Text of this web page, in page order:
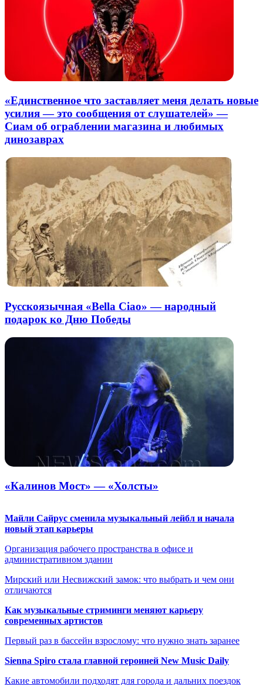
«Единственное что заставляет меня делать новые
усилия — это сообщения от слушателей» —
Сиам об ограблении магазина и любимых
динозаврах
Русскоязычная «Bella Ciao» — народный
подарок ко Дню Победы
«Калинов Мост» — «Холсты»
Майли Сайрус сменила музыкальный лейбл и начала
новый этап карьеры
Организация рабочего пространства в офисе и
административном здании
Мирский или Несвижский замок: что выбрать и чем они
отличаются
Как музыкальные стриминги меняют карьеру
современных артистов
Первый раз в бассейн взрослому: что нужно знать заранее
Sienna Spiro стала главной героиней New Music Daily
Какие автомобили подходят для города и дальних поездок